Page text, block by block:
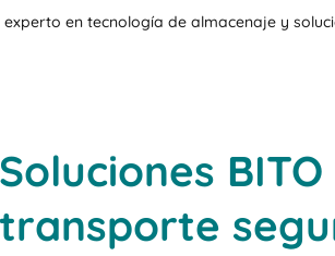
experto en tecnología de almacenaje y
Soluciones
transporte